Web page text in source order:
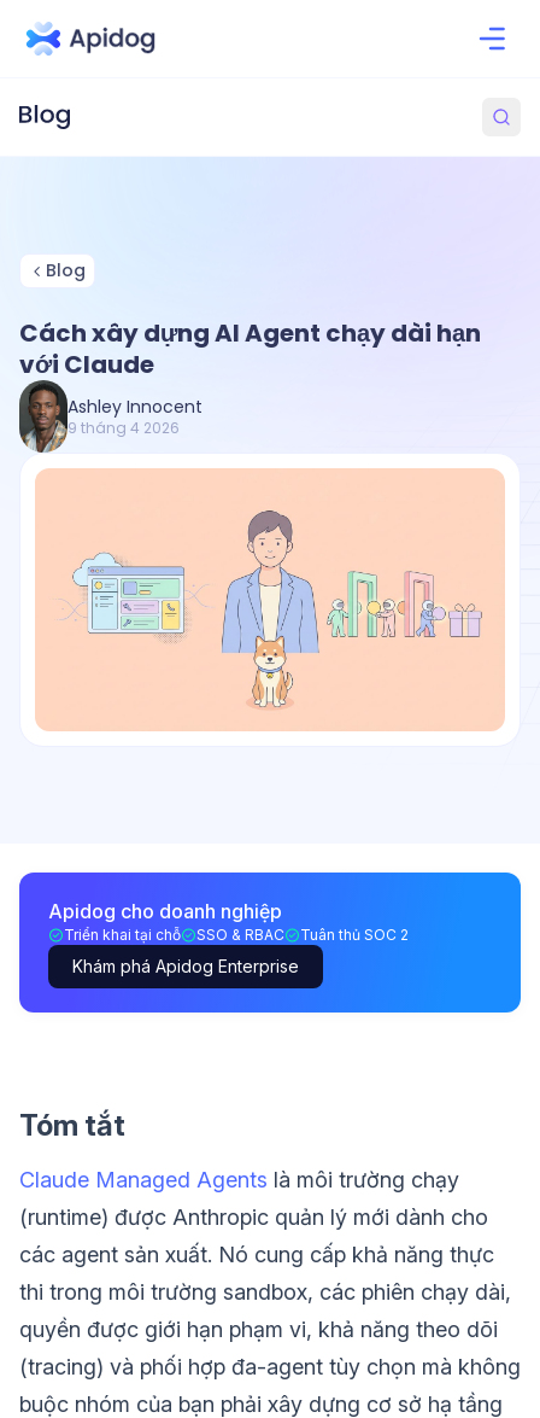
Blog
Cách xây dựng AI Agent chạy dài hạn
với Claude
Ashley Innocent
9 tháng 4 2026
Apidog cho doanh nghiệp
Triển khai tại chỗ SSO & RBAC Tuân thủ SOC 2
Khám phá Apidog Enterprise
Tóm tắt
Claude Managed Agents là môi trường chạy
(runtime) được Anthropic quản lý mới dành cho
các agent sản xuất. Nó cung cấp khả năng thực
thi trong môi trường sandbox, các phiên chạy dài,
quyền được giới hạn phạm vi, khả năng theo dõi
(tracing) và phối hợp đa-agent tùy chọn mà không
buộc nhóm của bạn phải xây dựng cơ sở hạ tầng